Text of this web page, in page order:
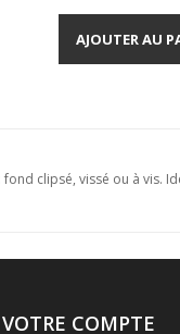
AJOUTER AU
clipsé, vissé ou à vis.
VOTRE COMPTE